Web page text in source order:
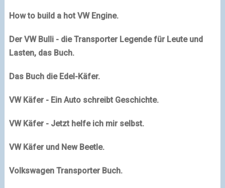
How to build a hot VW Engine.
Der VW Bulli - die Transporter Legende für Leute und
Lasten, das Buch.
Das Buch die Edel-Käfer.
VW Käfer - Ein Auto schreibt Geschichte.
VW Käfer - Jetzt helfe ich mir selbst.
VW Käfer und New Beetle.
Volkswagen Transporter Buch.